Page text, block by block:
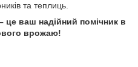
та теплиць.
це ваш надійний помічник в
врожаю!